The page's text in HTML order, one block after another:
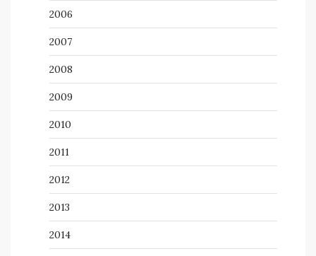
2006
2007
2008
2009
2010
2011
2012
2013
2014